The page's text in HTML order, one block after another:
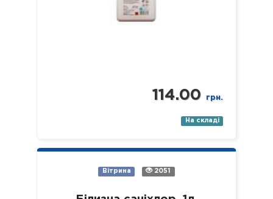
114.00 грн.
На складі
Вітрина 2051